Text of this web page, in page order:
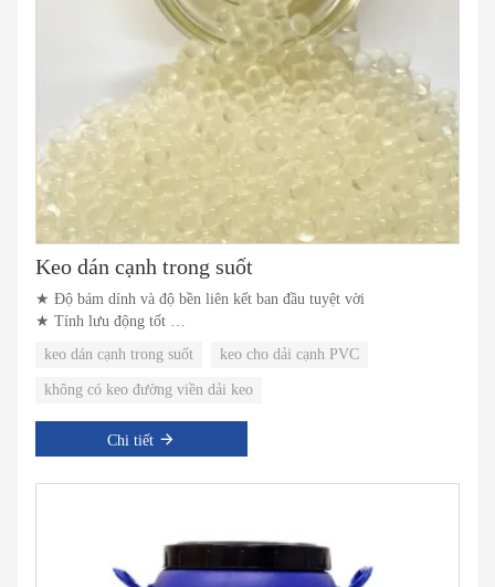
Keo dán cạnh trong suốt
★ Độ bám dính và độ bền liên kết ban đầu tuyệt vời
★ Tính lưu động tốt
keo dán cạnh trong suốt keo cho dải cạnh PVC
không có keo đường viền dải keo
Chi tiết